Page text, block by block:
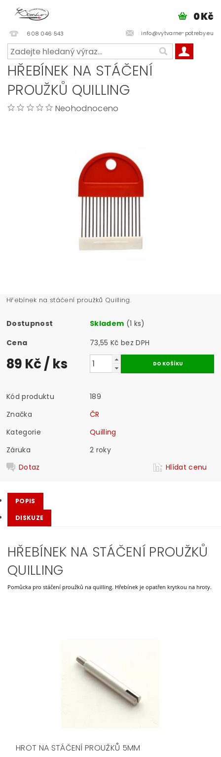
608 046 543 info@vytvarne-potreby.eu
0 Kč
HŘEBÍNEK NA STÁČENÍ
PROUŽKŮ QUILLING
Neohodnoceno
Hřebínek na stáčení proužků Quilling.
Dostupnost Skladem (1 ks)
Cena
73,55 Kč bez DPH
89 Kč/ ks
Kód produktu
189
Značka
ČR
Kategorie
Quilling
Záruka
2 roky
Dotaz
Hlídat cenu
POPIS
DISKUZE
HŘEBÍNEK NA STÁČENÍ PROUŽKŮ
QUILLING
Pomůcka pro stáčení proužků na quilling. Hřebínek je opatřen krytkou na hroty.
HROT NA STÁČENÍ PROUŽKŮ 5MM